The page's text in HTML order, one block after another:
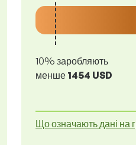
10% заробляють
менше 1454 USD
Що означають дані на